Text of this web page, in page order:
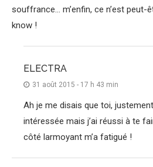
souffrance… m’enfin, ce n’est peut-
know !
ELECTRA
31 août 2015 - 17 h 43 min
Ah je me disais que toi,
intéressée mais j’ai réussi à te
côté larmoyant m’a fatigué !